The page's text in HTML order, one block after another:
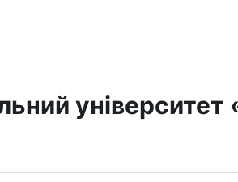
університет